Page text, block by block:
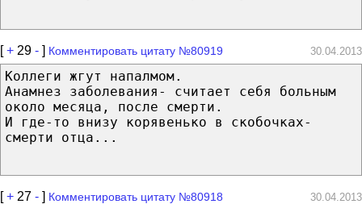
[+ 29 - ] Комментировать цитату №80919 30.04.2013
Коллеги жгут напалмом.
Анамнез заболевания- считает себя больным
около месяца, после смерти.
И где-то внизу корявенько в скобочках-
смерти отца...
[+ 27 - ] Комментировать цитату №80918 30.04.2013